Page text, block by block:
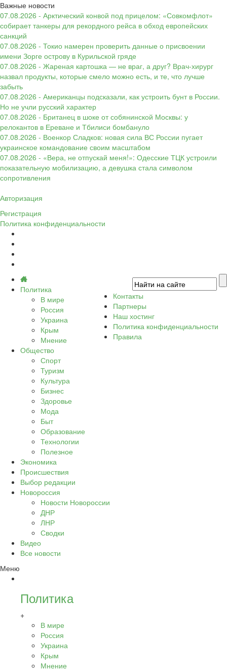
Важные новости
07.08.2026 - Арктический конвой под прицелом: «Совкомфлот»
собирает танкеры для рекордного рейса в обход европейских
санкций
07.08.2026 - Токио намерен проверить данные о присвоении
имени Зорге острову в Курильской гряде
07.08.2026 - Жареная картошка — не враг, а друг? Врач-хирург
назвал продукты, которые смело можно есть, и те, что лучше
забыть
07.08.2026 - Американцы подсказали, как устроить бунт в России.
Но не учли русский характер
07.08.2026 - Британец в шоке от собянинской Москвы: у
релокантов в Ереване и Тбилиси бомбануло
07.08.2026 - Военкор Сладков: новая сила ВС России пугает
украинское командование своим масштабом
07.08.2026 - «Вера, не отпускай меня!»: Одесские ТЦК устроили
показательную мобилизацию, а девушка стала символом
сопротивления
Авторизация
Регистрация
Политика конфиденциальности
Политика
В мире
Россия
Украина
Крым
Мнение
Общество
Спорт
Туризм
Культура
Бизнес
Здоровье
Мода
Быт
Образование
Технологии
Полезное
Экономика
Происшествия
Выбор редакции
Новороссия
Новости Новороссии
ДНР
ЛНР
Сводки
Видео
Все новости
Меню
Политика
+
В мире
Россия
Украина
Крым
Мнение
Контакты
Партнеры
Наш хостинг
Политика конфиденциальности
Правила